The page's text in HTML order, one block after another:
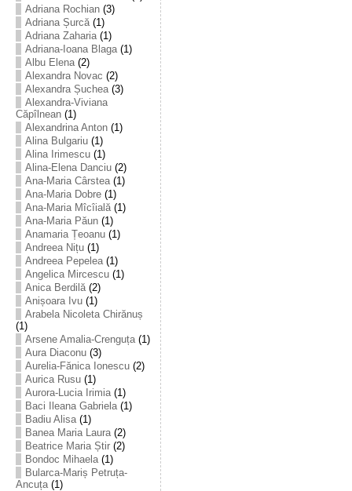
Adriana Rochian(3)
Adriana Șurcă(1)
Adriana Zaharia(1)
Adriana-Ioana Blaga(1)
Albu Elena(2)
Alexandra Novac (2)
Alexandra Șuchea(3)
Alexandra-Viviana
Căpîlnean(1)
Alexandrina Anton(1)
Alina Bulgariu(1)
Alina Irimescu(1)
Alina-Elena Danciu(2)
Ana-Maria Cârstea(1)
Ana-Maria Dobre(1)
Ana-Maria Mîcîială(1)
Ana-Maria Păun(1)
Anamaria Țeoanu(1)
Andreea Nițu(1)
Andreea Pepelea(1)
Angelica Mircescu(1)
Anica Berdilă(2)
Anișoara Ivu(1)
Arabela Nicoleta Chirănuș
(1)
Arsene Amalia-Crenguța(1)
Aura Diaconu(3)
Aurelia-Fănica Ionescu(2)
Aurica Rusu(1)
Aurora-Lucia Irimia(1)
Baci Ileana Gabriela(1)
Badiu Alisa(1)
Banea Maria Laura(2)
Beatrice Maria Știr(2)
Bondoc Mihaela(1)
Bularca-Mariș Petruța-
Ancuța(1)